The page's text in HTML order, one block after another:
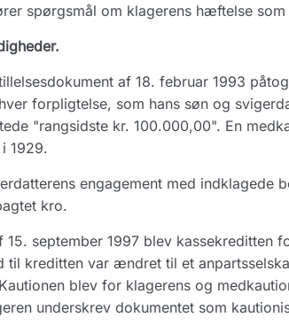
spørgsmål om klagerens hæftelse
af 18. februar 1993
forpligtelse, som hans søn og
"rangsidste kr. 100.000,00". En
1929.
engagement med indklagede
kro.
15. september 1997 blev kassekreditten
til kreditten var ændret til et
blev for klagerens og
underskrev dokumentet som